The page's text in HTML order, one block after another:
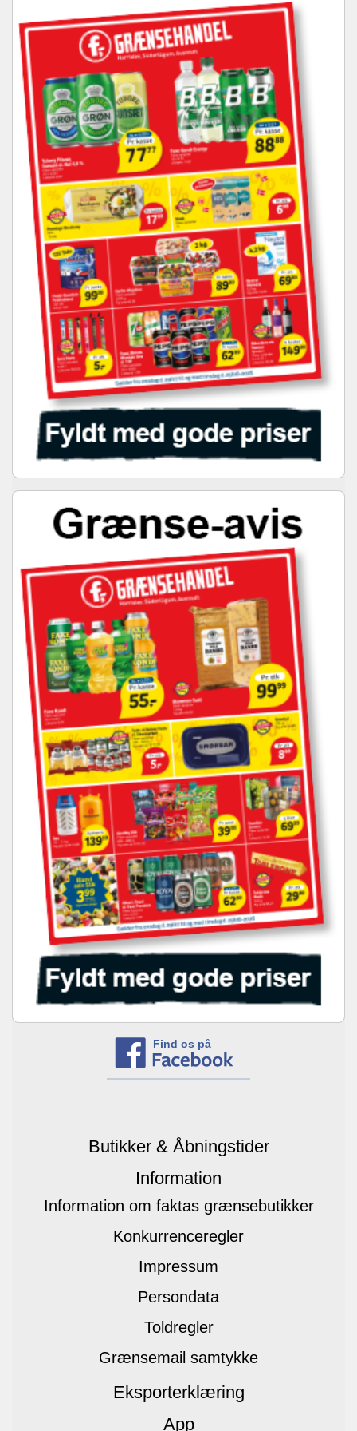
Find os på
Butikker & Åbningstider
Information
Information om faktas grænsebutikker
Konkurrenceregler
Impressum
Persondata
Toldregler
Grænsemail samtykke
Eksporterklæring
App